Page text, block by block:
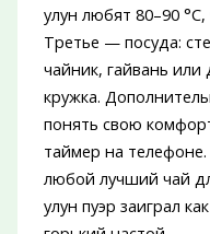
улун любят 80–90
Третье — посуда:
чайник, гайвань
кружка.
понять свою
таймер на
любой лучший чай
улун пуэр заиграл